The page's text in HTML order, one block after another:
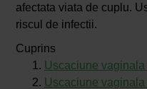
afectata viata de cuplu.
riscul de infectii.
Cuprins
Uscaciune
Uscaciune